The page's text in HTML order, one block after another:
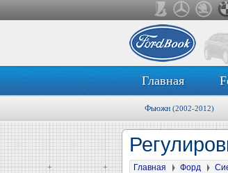
Главная
Фьюжн (2002-2012)
Главная Форд